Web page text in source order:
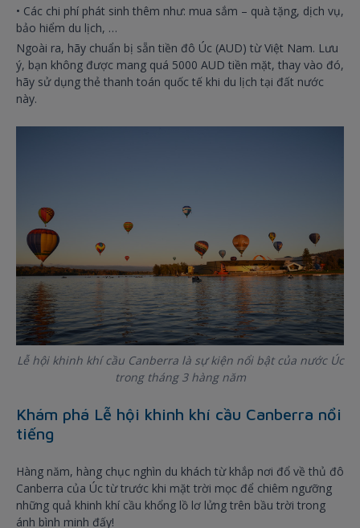
• Các chi phí phát sinh thêm như: mua sắm – quà tặng, dịch vụ,
bảo hiểm du lịch, …
Ngoài ra, hãy chuẩn bị sẵn tiền đô Úc (AUD) từ Việt Nam. Lưu
ý, bạn không được mang quá 5000 AUD tiền mặt, thay vào đó,
hãy sử dụng thẻ thanh toán quốc tế khi du lịch tại đất nước
này.
Lễ hội khinh khí cầu Canberra là sự kiện nổi bật của nước Úc
trong tháng 3 hàng năm
Khám phá Lễ hội khinh khí cầu Canberra nổi
tiếng
Hàng năm, hàng chục nghìn du khách từ khắp nơi đổ về thủ đô
Canberra của Úc từ trước khi mặt trời mọc để chiêm ngưỡng
những quả khinh khí cầu khổng lồ lơ lửng trên bầu trời trong
ánh bình minh đấy!